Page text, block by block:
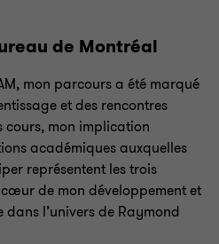
de Montréal
mon parcours a été marqué
et des rencontres
cours, mon implication
académiques auxquelles
représentent les trois
de mon développement et
dans l’univers de Raymond